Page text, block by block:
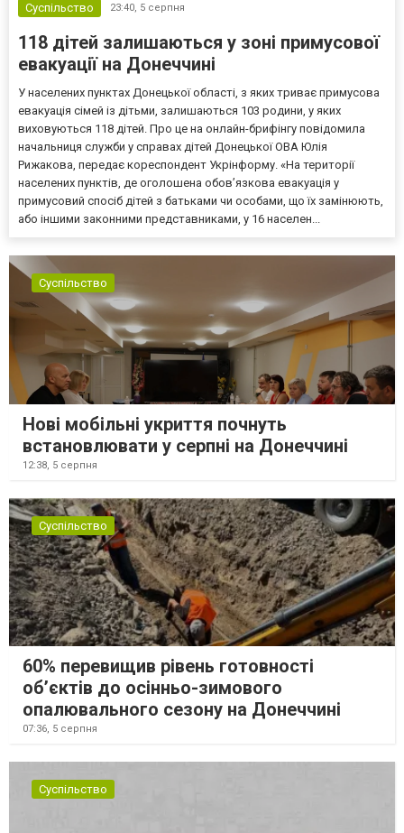
Суспільство 23:40, 5 серпня
118 дітей залишаються у зоні примусової
евакуації на Донеччині
У населених пунктах Донецької області, з яких триває примусова
евакуація сімей із дітьми, залишаються 103 родини, у яких
виховуються 118 дітей. Про це на онлайн-брифінгу повідомила
начальниця служби у справах дітей Донецької ОВА Юлія
Рижакова, передає кореспондент Укрінформу. «На території
населених пунктів, де оголошена обов’язкова евакуація у
примусовий спосіб дітей з батьками чи особами, що їх замінюють,
або іншими законними представниками, у 16 населен...
Суспільство
Нові мобільні укриття почнуть
встановлювати у серпні на Донеччині
12:38, 5 серпня
Суспільство
60% перевищив рівень готовності
об’єктів до осінньо-зимового
опалювального сезону на Донеччині
07:36, 5 серпня
Суспільство